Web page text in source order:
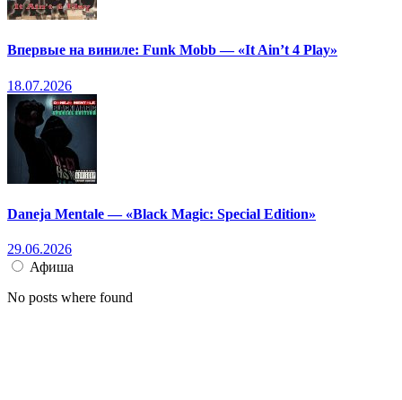
Впервые на виниле: Funk Mobb — «It Ain’t 4 Play»
18.07.2026
Daneja Mentale — «Black Magic: Special Edition»
29.06.2026
Афиша
No posts where found